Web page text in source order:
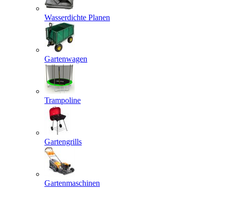
Wasserdichte Planen
Gartenwagen
Trampoline
Gartengrills
Gartenmaschinen